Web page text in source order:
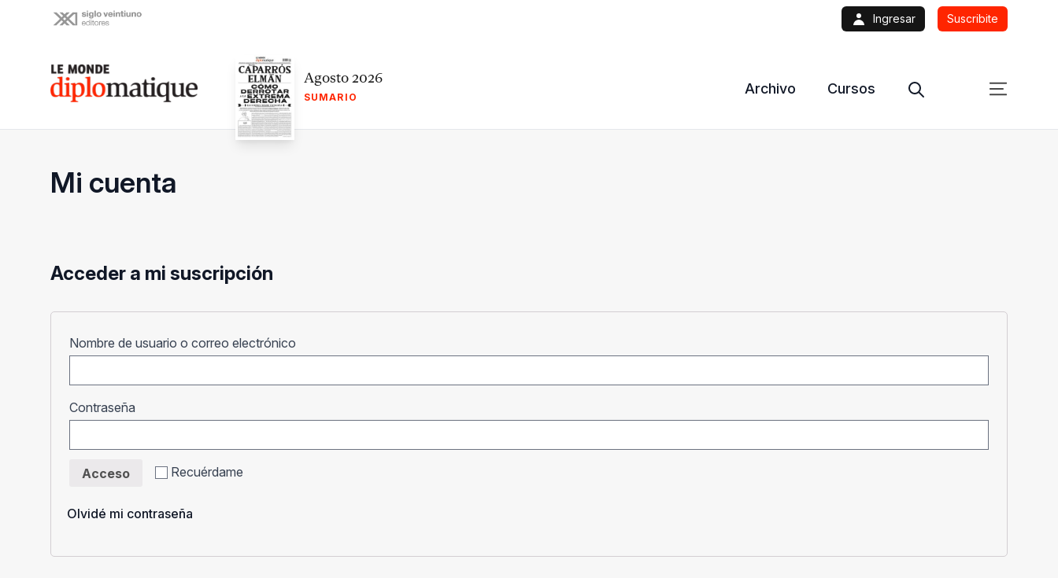
Ingresar Suscribite
Le monde diplomatique Agosto 2026
SUMARIO
Archivo Cursos
Mi cuenta
Acceder a mi suscripción
Nombre de usuario o correo electrónico
Contraseña
Recuérdame
Acceso
Olvidé mi contraseña